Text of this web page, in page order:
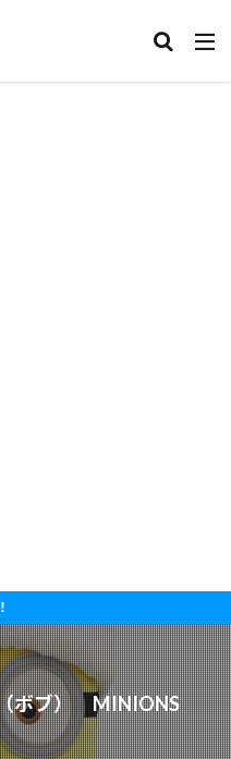
ボブ） MINIONS